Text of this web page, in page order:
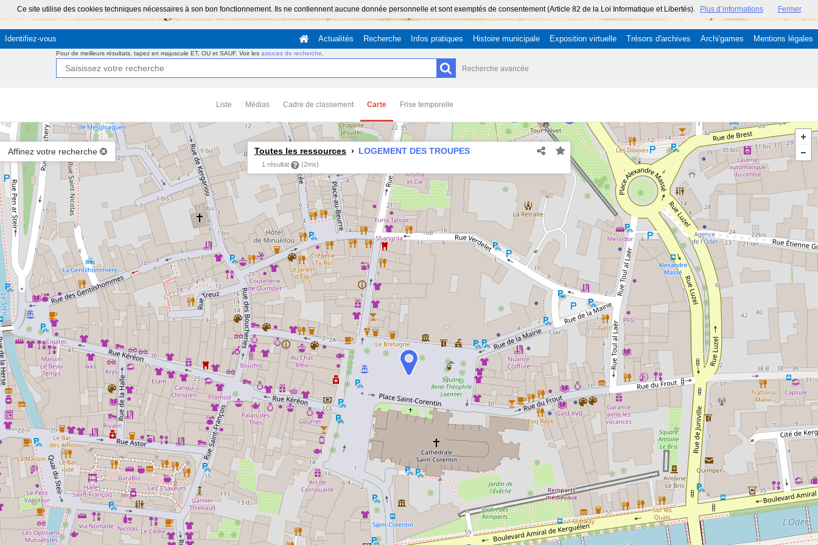
Ce site utilise des cookies techniques nécessaires à son bon fonctionnement. Ils ne contiennent aucune donnée personnelle et sont exemptés de consentement (Article 82 de la Loi Informatique et Libertés). Plus d’informations Fermer
Identifiez-vous Actualités Recherche Infos pratiques Histoire municipale Exposition virtuelle Trésors d'archives Archi'games Mentions légales
Pour de meilleurs résultats, tapez en majuscule ET, OU et SAUF. Voir les astuces de recherche
Recherche avancée
Liste Médias Cadre de classement Carte Frise temporelle
Affinez votre recherche Toutes les ressources LOGEMENT DES TROUPES
1 résultat (2ms)